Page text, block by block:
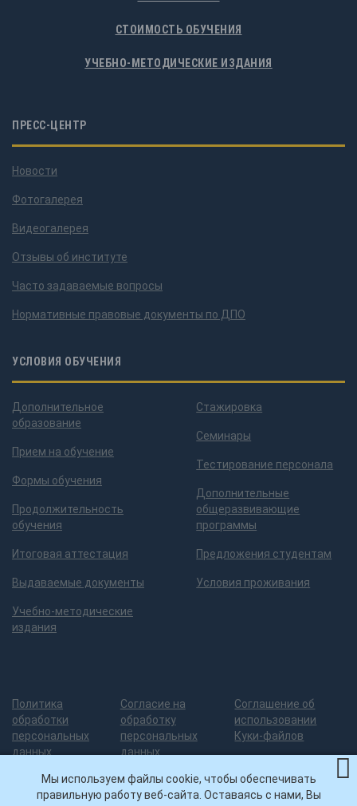
СТОИМОСТЬ ОБУЧЕНИЯ
УЧЕБНО-МЕТОДИЧЕСКИЕ ИЗДАНИЯ
ПРЕСС-ЦЕНТР
Новости
Фотогалерея
Видеогалерея
Отзывы об институте
Часто задаваемые вопросы
Нормативные правовые документы по ДПО
УСЛОВИЯ ОБУЧЕНИЯ
Дополнительное
образование
Прием на обучение
Формы обучения
Продолжительность
обучения
Итоговая аттестация
Выдаваемые документы
Учебно-методические
издания
Стажировка
Семинары
Тестирование персонала
Дополнительные
общеразвивающие
программы
Предложения студентам
Условия проживания
Политика
обработки
персональных
данных
Согласие на
обработку
персональных
данных
Соглашение об
использовании
Куки-файлов
Разработка сайта
Мы используем файлы cookie, чтобы обеспечивать
правильную работу веб-сайта. Оставаясь с нами, Вы